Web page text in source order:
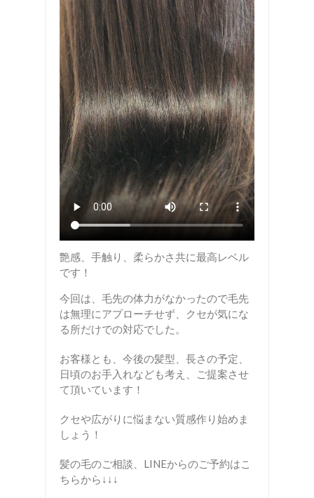
艶感、手触り、柔らかさ共に最高レベル
です！
今回は、毛先の体力がなかったので毛先
は無理にアプローチせず、クセが気にな
る所だけでの対応でした。
お客様とも、今後の髪型、長さの予定、
日頃のお手入れなども考え、ご提案させ
て頂いています！
クセや広がりに悩まない質感作り始めま
しょう！
髪の毛のご相談、LINEからのご予約はこ
ちらから↓↓↓